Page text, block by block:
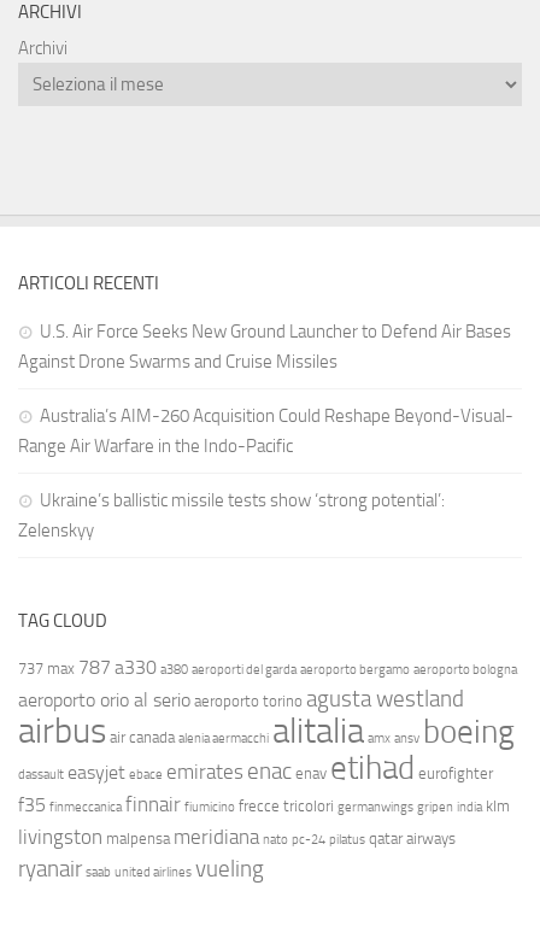
ARCHIVI
Archivi
ARTICOLI RECENTI
U.S. Air Force Seeks New Ground Launcher to Defend Air Bases
Against Drone Swarms and Cruise Missiles
Australia’s AIM-260 Acquisition Could Reshape Beyond-Visual-
Range Air Warfare in the Indo-Pacific
Ukraine’s ballistic missile tests show ‘strong potential’:
Zelenskyy
TAG CLOUD
737 max 787 a330 a380 aeroporti del garda aeroporto bergamo aeroporto bologna
aeroporto orio al serio aeroporto torino agusta westland
airbus air canada alenia aermacchi alitalia amx ansv boeing
dassault easyjet ebace emirates enac enav etihad eurofighter
f35 finmeccanica finnair fiumicino frecce tricolori germanwings gripen india klm
livingston malpensa meridiana nato pc-24 pilatus qatar airways
ryanair saab united airlines vueling